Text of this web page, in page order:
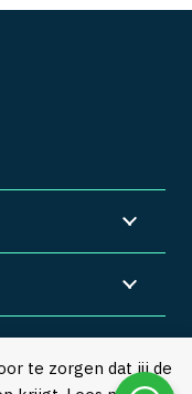
te zorgen dat jij de